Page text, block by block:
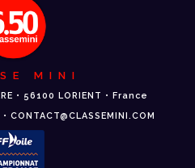
MINI
• 56100 LORIENT • France